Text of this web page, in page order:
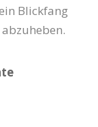
Blickfang